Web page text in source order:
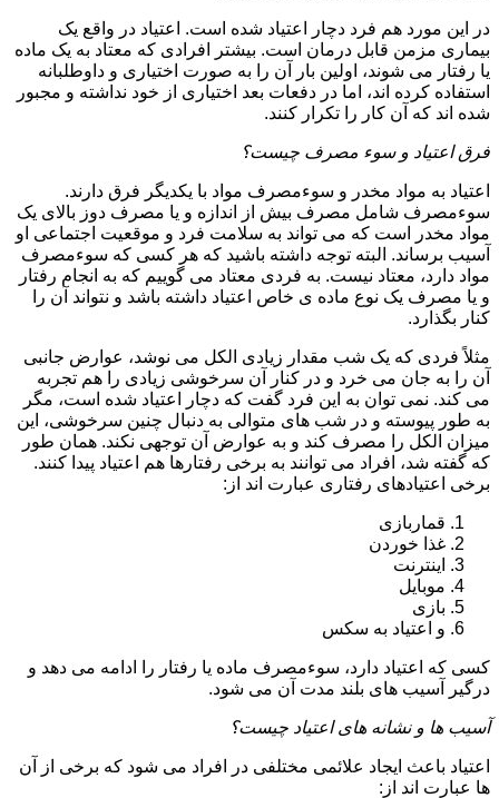
در این مورد هم فرد دچار اعتیاد شده است. اعتیاد در واقع یک
بیماری مزمن قابل درمان است. بیشتر افرادی که معتاد به یک ماده
یا رفتار می شوند، اولین بار آن را به صورت اختیاری و داوطلبانه
استفاده کرده اند، اما در دفعات بعد اختیاری از خود نداشته و مجبور
شده اند که آن کار را تکرار کنند.
فرق اعتیاد و سوء مصرف چیست؟
اعتیاد به مواد مخدر و سوءمصرف مواد با یکدیگر فرق دارند.
سوءمصرف شامل مصرف بیش از اندازه و یا مصرف دوز بالای یک
مواد مخدر است که می تواند به سلامت فرد و موقعیت اجتماعی او
آسیب برساند. البته توجه داشته باشید که هر کسی که سوءمصرف
مواد دارد، معتاد نیست. به فردی معتاد می گوییم که به انجام رفتار
و یا مصرف یک نوع ماده ی خاص اعتیاد داشته باشد و نتواند آن را
کنار بگذارد.
مثلاً فردی که یک شب مقدار زیادی الکل می نوشد، عوارض جانبی
آن را به جان می خرد و در کنار آن سرخوشی زیادی را هم تجربه
می کند. نمی توان به این فرد گفت که دچار اعتیاد شده است، مگر
به طور پیوسته و در شب های متوالی به دنبال چنین سرخوشی، این
میزان الکل را مصرف کند و به عوارض آن توجهی نکند. همان طور
که گفته شد، افراد می توانند به برخی رفتارها هم اعتیاد پیدا کنند.
برخی اعتیادهای رفتاری عبارت اند از:
قماربازی
غذا خوردن
اینترنت
موبایل
بازی
و اعتیاد به سکس
کسی که اعتیاد دارد، سوءمصرف ماده یا رفتار را ادامه می دهد و
درگیر آسیب های بلند مدت آن می شود.
آسیب ها و نشانه های اعتیاد چیست؟
اعتیاد باعث ایجاد علائمی مختلفی در افراد می شود که برخی از آن
ها عبارت اند از: